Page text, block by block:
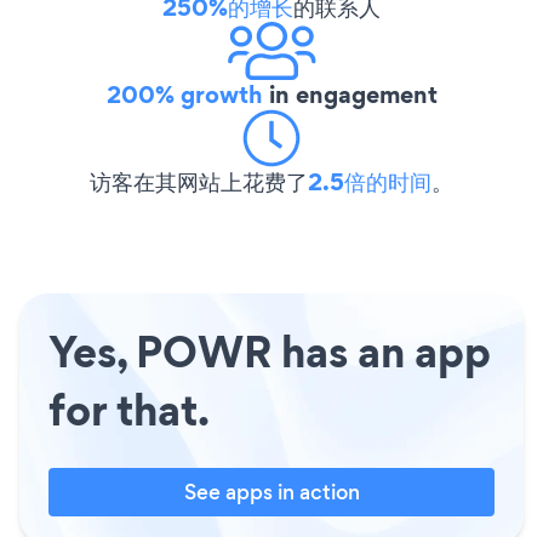
250%的增长的联系人
200% growth in engagement
访客在其网站上花费了2.5倍的时间。
Yes, POWR has an app
for that.
See apps in action